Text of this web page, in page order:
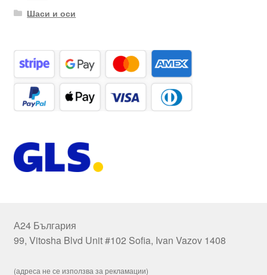
Шаси и оси
А24 България
99, Vitosha Blvd Unit #102 Sofia, Ivan Vazov 1408
(адреса не се използва за рекламации)